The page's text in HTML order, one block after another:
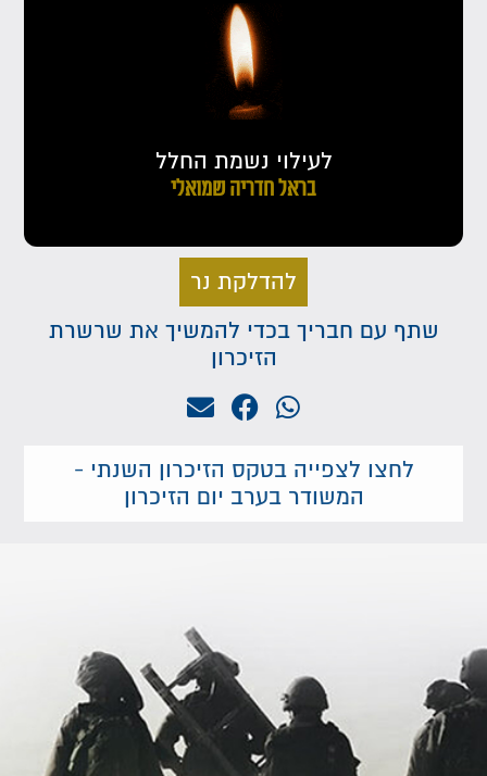
לעילוי נשמת החלל
בראל חדריה שמואלי
להדלקת נר
שתף עם חבריך בכדי להמשיך את שרשרת
הזיכרון
לחצו לצפייה בטקס הזיכרון השנתי -
המשודר בערב יום הזיכרון